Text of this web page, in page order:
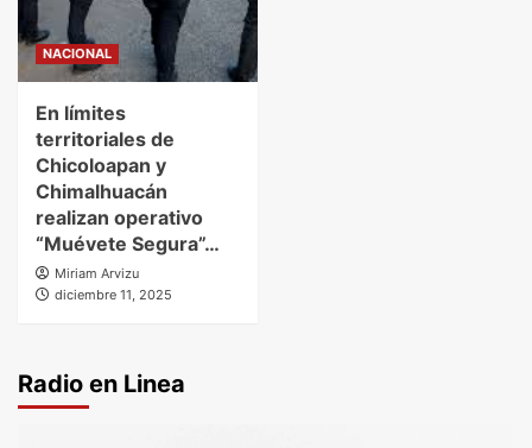
NACIONAL
En límites
territoriales de
Chicoloapan y
Chimalhuacán
realizan operativo
“Muévete Segura”…
Miriam Arvizu
diciembre 11, 2025
Radio en Linea